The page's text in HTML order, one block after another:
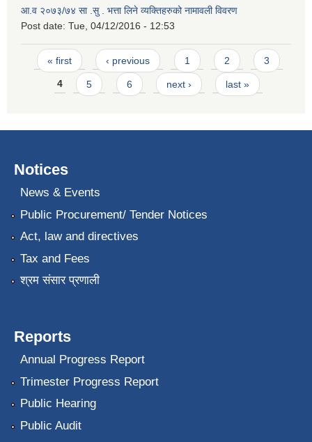
आ.व २०७३/७४ सा .सु . भत्ता लिने व्यक्तिहरुको नामावली विवरण
Post date: Tue, 04/12/2016 - 12:53
Pages
« first ‹ previous 1 2 3
4 5 6 next › last »
Notices
News & Events
Public Procurement/ Tender Notices
Act, law and directives
Tax and Fees
श्रम संसार प्रणाली
Reports
Annual Progress Report
Trimester Progress Report
Public Hearing
Public Audit